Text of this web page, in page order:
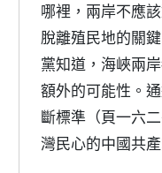
哪裡，兩岸不應
脫離殖民地的關
黨知道，海峽兩
額外的可能性。
斷標準（頁一六
灣民心的中國共